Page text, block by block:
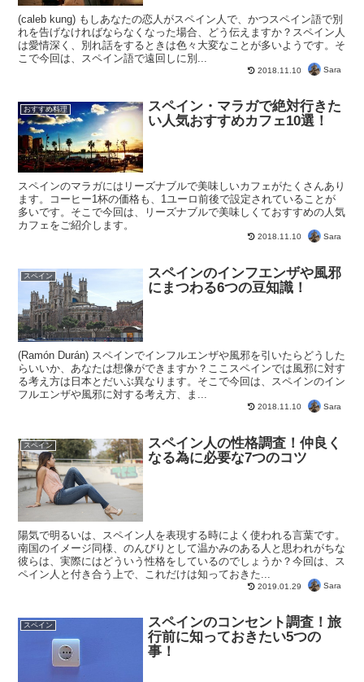
(caleb kung) もしあなたの恋人がスペイン人で、かつスペイン語で別
れを告げなければならなくなった場合、どう伝えますか？スペイン人
は愛情深く、別れ話をするときは色々大変なことが多いようです。そ
こで今回は、スペイン語で遠回しに別...
2018.11.10 Sara
おすすめ料理
スペイン・マラガで絶対行きた
い人気おすすめカフェ10選！
スペインのマラガにはリーズナブルで美味しいカフェがたくさんあり
ます。コーヒー1杯の価格も、1ユーロ前後で設定されていることが
多いです。そこで今回は、リーズナブルで美味しくておすすめの人気
カフェをご紹介します。
2018.11.10 Sara
スペイン
スペインのインフエンザや風邪
にまつわる6つの豆知識！
(Ramón Durán) スペインでインフルエンザや風邪を引いたらどうした
らいいか、あなたは想像ができますか？ここスペインでは風邪に対す
る考え方は日本とだいぶ異なります。そこで今回は、スペインのイン
フルエンザや風邪に対する考え方、ま...
2018.11.10 Sara
スペイン
スペイン人の性格調査！仲良く
なる為に必要な7つのコツ
陽気で明るいは、スペイン人を表現する時によく使われる言葉です。
南国のイメージ同様、のんびりとして温かみのある人と思われがちな
彼らは、実際にはどういう性格をしているのでしょうか？今回は、ス
ペイン人と付き合う上で、これだけは知っておきた...
2019.01.29 Sara
スペイン
スペインのコンセント調査！旅
行前に知っておきたい5つの
事！